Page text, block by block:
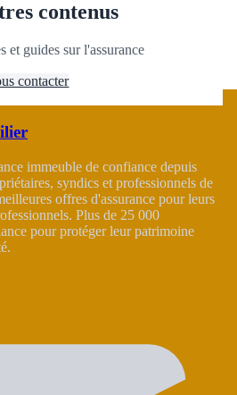
contenus
et guides sur l'assurance
contacter
immeuble de confiance depuis
syndics et professionnels de
offres d'assurance pour leurs
Plus de 25 000
pour protéger leur patrimoine